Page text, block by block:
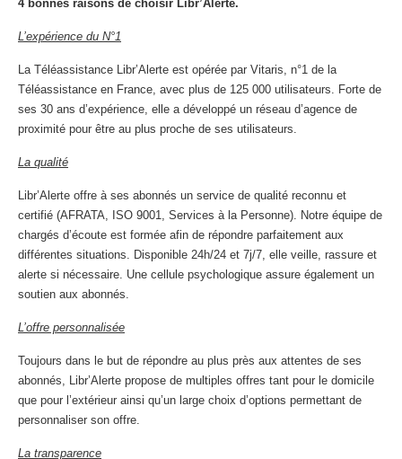
4 bonnes raisons de choisir Libr’Alerte.
L’expérience du N°1
La Téléassistance Libr’Alerte est opérée par Vitaris, n°1 de la
Téléassistance en France, avec plus de 125 000 utilisateurs. Forte de
ses 30 ans d’expérience, elle a développé un réseau d’agence de
proximité pour être au plus proche de ses utilisateurs.
La qualité
Libr’Alerte offre à ses abonnés un service de qualité reconnu et
certifié (AFRATA, ISO 9001, Services à la Personne). Notre équipe de
chargés d’écoute est formée afin de répondre parfaitement aux
différentes situations. Disponible 24h/24 et 7j/7, elle veille, rassure et
alerte si nécessaire. Une cellule psychologique assure également un
soutien aux abonnés.
L’offre personnalisée
Toujours dans le but de répondre au plus près aux attentes de ses
abonnés, Libr’Alerte propose de multiples offres tant pour le domicile
que pour l’extérieur ainsi qu’un large choix d’options permettant de
personnaliser son offre.
La transparence